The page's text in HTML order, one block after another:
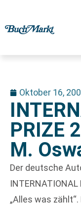
Oktober 16,
PRIZE
M.
Der deutsche
„Alles was